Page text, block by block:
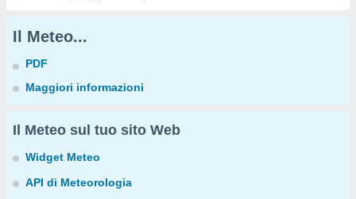
Il Meteo...
PDF
Maggiori informazioni
Il Meteo sul tuo sito Web
Widget Meteo
API di Meteorologia